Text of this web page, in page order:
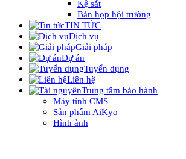
Kệ sắt
Bàn họp hội trường
TIN TỨC
Dịch vụ
Giải pháp
Dự án
Tuyển dụng
Liên hệ
Trung tâm bảo hành
Máy tính CMS
Sản phẩm AiKyo
Hình ảnh